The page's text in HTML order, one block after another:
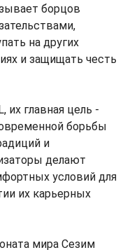
борцов
на других
и защищать честь
их главная цель -
борьбы
и
делают
условий для
их карьерных
мира Сезим